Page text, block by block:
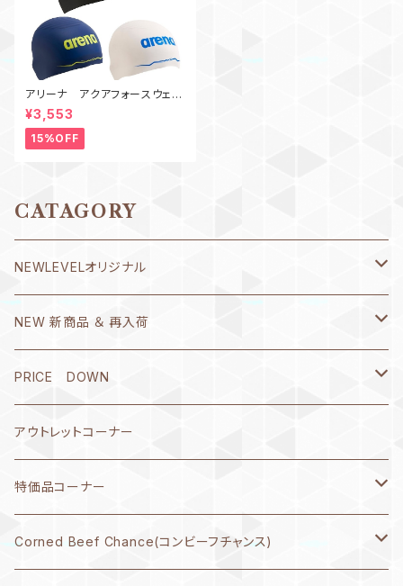
アリーナ アクアフォースウェー
ブキャップ ソフト AS5SSC0
0U レーシングシリコーンキャ
ップ レースキャップ シリコン
キャップ FINA承認
¥3,553
15%OFF
CATAGORY
NEWLEVELオリジナル
Ｔシャツ
書き心 春流・破留(ハル)シリーズ
REBORN(リヴォーン)
SHU matsukura
緑川マリナ
NEW 新商品 ＆ 再入荷
8月1日～10日
7月21日～31日
7月11日～20日
7月1日～10日
PRICE DOWN
2026年5月
2026年4月
2026年3月
アウトレットコーナー
特価品コーナー
レディス水着
Corned Beef Chance(コンビーフチャンス)